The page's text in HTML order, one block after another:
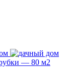
— 80 м2